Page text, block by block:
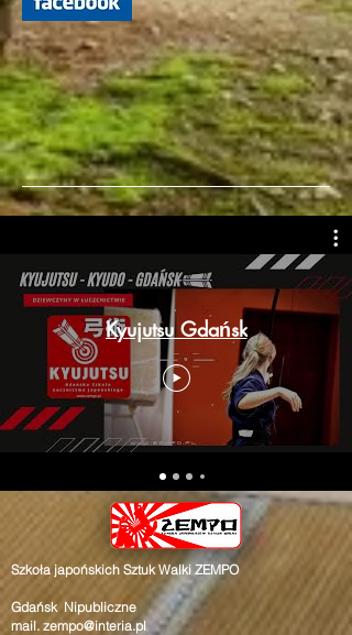
Kyujutsu Gdańsk
Szkoła japońskich Sztuk Walki ZEMPO
Gdańsk Nipubliczne
mail. zempo@interia.pl